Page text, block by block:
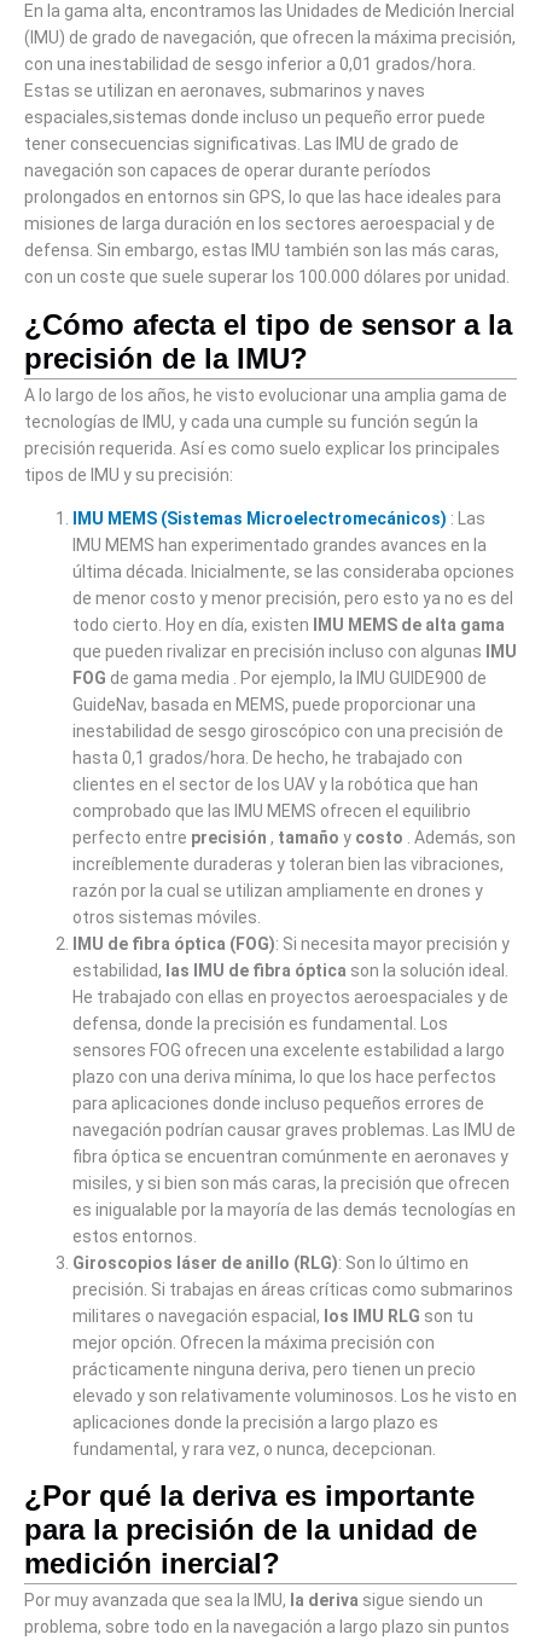
En la gama alta, encontramos las Unidades de Medición Inercial
(IMU) de grado de navegación, que ofrecen la máxima precisión,
con una inestabilidad de sesgo inferior a 0,01 grados/hora.
Estas se utilizan en aeronaves, submarinos y naves
espaciales,sistemas donde incluso un pequeño error puede
tener consecuencias significativas. Las IMU de grado de
navegación son capaces de operar durante períodos
prolongados en entornos sin GPS, lo que las hace ideales para
misiones de larga duración en los sectores aeroespacial y de
defensa. Sin embargo, estas IMU también son las más caras,
con un coste que suele superar los 100.000 dólares por unidad.
¿Cómo afecta el tipo de sensor a la
precisión de la IMU?
A lo largo de los años, he visto evolucionar una amplia gama de
tecnologías de IMU, y cada una cumple su función según la
precisión requerida. Así es como suelo explicar los principales
tipos de IMU y su precisión:
IMU MEMS (Sistemas Microelectromecánicos) : Las
IMU MEMS han experimentado grandes avances en la
última década. Inicialmente, se las consideraba opciones
de menor costo y menor precisión, pero esto ya no es del
todo cierto. Hoy en día, existen
IMU MEMS de alta gama
que pueden rivalizar en precisión incluso con algunas
IMU
FOG de gama media . Por ejemplo, la IMU GUIDE900 de
GuideNav, basada en MEMS, puede proporcionar una
inestabilidad de sesgo giroscópico con una precisión de
hasta 0,1 grados/hora. De hecho, he trabajado con
clientes en el sector de los UAV y la robótica que han
comprobado que las IMU MEMS ofrecen el equilibrio
perfecto entre precisión , tamaño y costo . Además, son
increíblemente duraderas y toleran bien las vibraciones,
razón por la cual se utilizan ampliamente en drones y
otros sistemas móviles.
IMU de fibra óptica (FOG): Si necesita mayor precisión y
estabilidad, las IMU de fibra óptica son la solución ideal.
He trabajado con ellas en proyectos aeroespaciales y de
defensa, donde la precisión es fundamental. Los
sensores FOG ofrecen una excelente estabilidad a largo
plazo con una deriva mínima, lo que los hace perfectos
para aplicaciones donde incluso pequeños errores de
navegación podrían causar graves problemas. Las IMU de
fibra óptica se encuentran comúnmente en aeronaves y
misiles, y si bien son más caras, la precisión que ofrecen
es inigualable por la mayoría de las demás tecnologías en
estos entornos.
Giroscopios láser de anillo (RLG): Son lo último en
precisión. Si trabajas en áreas críticas como submarinos
militares o navegación espacial, los IMU RLG son tu
mejor opción. Ofrecen la máxima precisión con
prácticamente ninguna deriva, pero tienen un precio
elevado y son relativamente voluminosos. Los he visto en
aplicaciones donde la precisión a largo plazo es
fundamental, y rara vez, o nunca, decepcionan.
¿Por qué la deriva es importante
para la precisión de la unidad de
medición inercial?
Por muy avanzada que sea la IMU, la deriva sigue siendo un
problema, sobre todo en la navegación a largo plazo sin puntos